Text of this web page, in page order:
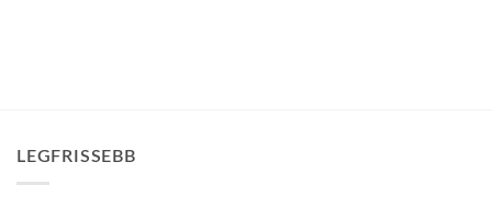
LEGFRISSEBB